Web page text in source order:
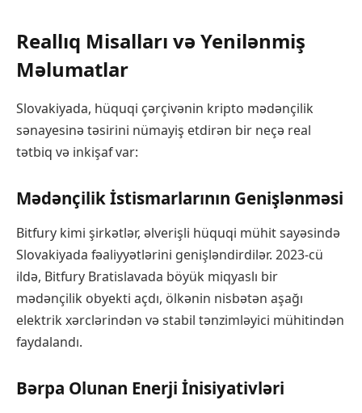
Reallıq Misalları və Yenilənmiş
Məlumatlar
Slovakiyada, hüquqi çərçivənin kripto mədənçilik
sənayesinə təsirini nümayiş etdirən bir neçə real
tətbiq və inkişaf var:
Mədənçilik İstismarlarının Genişlənməsi
Bitfury kimi şirkətlər, əlverişli hüquqi mühit sayəsində
Slovakiyada fəaliyyətlərini genişləndirdilər. 2023-cü
ildə, Bitfury Bratislavada böyük miqyaslı bir
mədənçilik obyekti açdı, ölkənin nisbətən aşağı
elektrik xərclərindən və stabil tənzimləyici mühitindən
faydalandı.
Bərpa Olunan Enerji İnisiyativləri